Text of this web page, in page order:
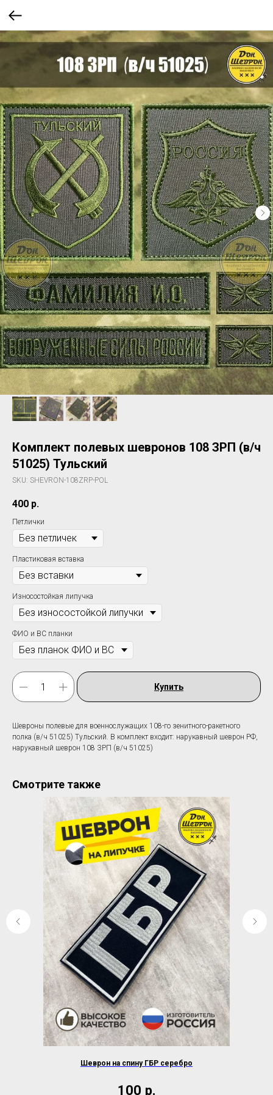
Комплект полевых шевронов 108 ЗРП (в/ч
51025) Тульский
SKU: SHEVRON-108ZRP-POL
400 р.
Петлички
Пластиковая вставка
Износостойкая липучка
ФИО и ВС планки
Купить
Шевроны полевые для военнослужащих 108-го зенитного-ракетного
полка (в/ч 51025) Тульский. В комплект входит: нарукавный шеврон РФ,
нарукавный шеврон 108 ЗРП (в/ч 51025)
Смотрите также
Шеврон на спину ГБР серебро
100 р.